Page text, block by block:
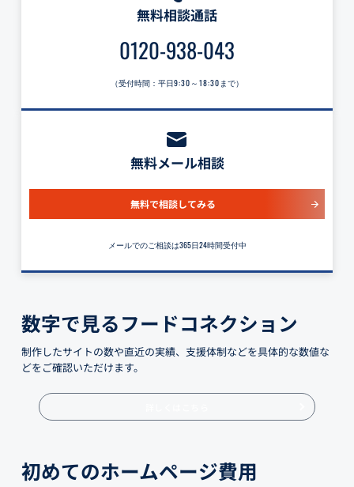
無料相談通話
0120-938-043
（受付時間：平日9:30～18:30 まで）
無料メール相談
無料で相談してみる
メールでのご相談は365日24時間受付中
数字で見るフードコネクション
制作したサイトの数や直近の実績、支援体制などを具体的な数値な
どをご確認いただけます。
初めてのホームページ費用